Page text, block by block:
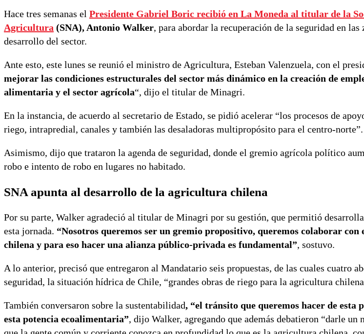
Hace tres semanas el Presidente Gabriel Boric recibió en La Moneda al titular de la
Agricultura (SNA), Antonio Walker, para abordar la recuperación de la seguridad en
desarrollo del sector.
Ante esto, este lunes se reunió el ministro de Agricultura, Esteban Valenzuela, con el
mejorar las condiciones estructurales del sector más dinámico en la creación de
alimentaria y el sector agrícola“, dijo el titular de Minagri.
En la instancia, de acuerdo al secretario de Estado, se pidió acelerar “los procesos de
riego, intrapredial, canales y también las desaladoras multipropósito para el centro-norte”.
Asimismo, dijo que trataron la agenda de seguridad, donde el gremio agrícola político
robo e intento de robo en lugares no habitado.
SNA apunta al desarrollo de la agricultura chilena
Por su parte, Walker agradeció al titular de Minagri por su gestión, que permitió
esta jornada. “Nosotros queremos ser un gremio propositivo, queremos colaborar
chilena y para eso hacer una alianza público-privada es fundamental”, sostuvo.
A lo anterior, precisó que entregaron al Mandatario seis propuestas, de las cuales cuatro
seguridad, la situación hídrica de Chile, “grandes obras de riego para la agricultura
También conversaron sobre la sustentabilidad, “el tránsito que queremos hacer de esta
esta potencia ecoalimentaria”, dijo Walker, agregando que además debatieron “darle un